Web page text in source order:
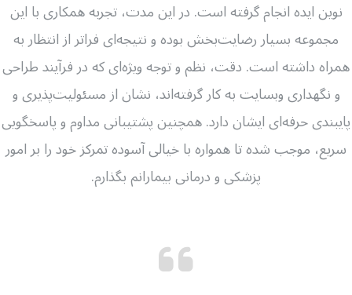
نوین ایده انجام گرفته است. در این مدت، تجربه همکاری با این
مجموعه‌ بسیار رضایت‌بخش بوده و نتیجه‌ای فراتر از انتظار به
همراه داشته است. دقت، نظم و توجه ویژه‌ای که در فرآیند طراحی
و نگهداری وبسایت به کار گرفته‌اند، نشان از مسئولیت‌پذیری و
پایبندی حرفه‌ای ایشان دارد. همچنین پشتیبانی مداوم و پاسخگویی
سریع، موجب شده تا همواره با خیالی آسوده تمرکز خود را بر امور
پزشکی و درمانی بیمارانم بگذارم.